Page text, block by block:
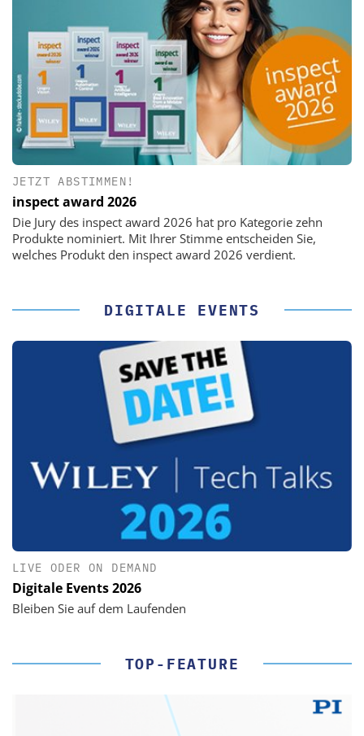
JETZT ABSTIMMEN!
inspect award 2026
Die Jury des inspect award 2026 hat pro Kategorie zehn
Produkte nominiert. Mit Ihrer Stimme entscheiden Sie,
welches Produkt den inspect award 2026 verdient.
DIGITALE EVENTS
LIVE ODER ON DEMAND
Digitale Events 2026
Bleiben Sie auf dem Laufenden
TOP-FEATURE